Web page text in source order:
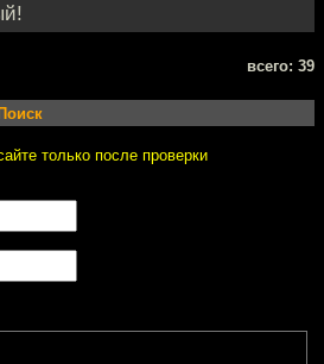
всего: 39
Поиск
только после проверки